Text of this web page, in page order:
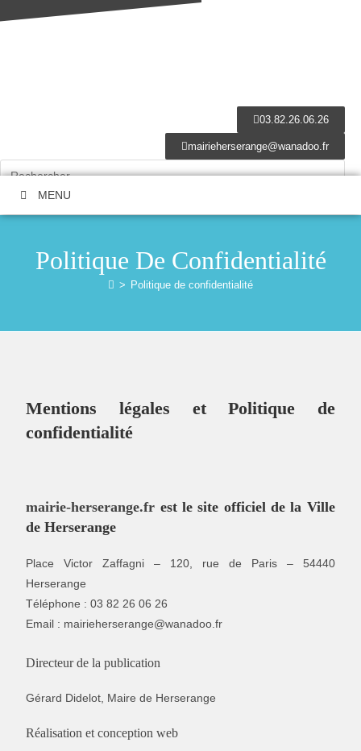
03.82.26.06.26
mairieherserange@wanadoo.fr
MENU
Politique De Confidentialité
> Politique de confidentialité
Mentions légales et Politique de
confidentialité
mairie-herserange.fr est le site officiel de la Ville
de Herserange
Place Victor Zaffagni – 120, rue de Paris – 54440
Herserange
Téléphone : 03 82 26 06 26
Email : mairieherserange@wanadoo.fr
Directeur de la publication
Gérard Didelot, Maire de Herserange
Réalisation et conception web